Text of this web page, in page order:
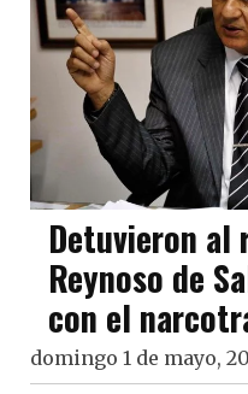
Detuvieron al
Reynoso de
con el
domingo 1 de mayo,